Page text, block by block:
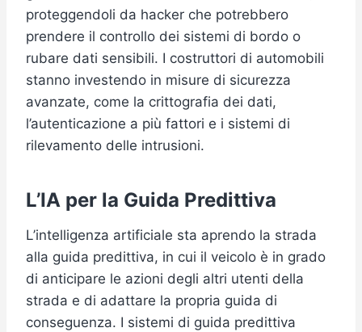
proteggendoli da hacker che potrebbero
prendere il controllo dei sistemi di bordo o
rubare dati sensibili. I costruttori di automobili
stanno investendo in misure di sicurezza
avanzate, come la crittografia dei dati,
l’autenticazione a più fattori e i sistemi di
rilevamento delle intrusioni.
L’IA per la Guida Predittiva
L’intelligenza artificiale sta aprendo la strada
alla guida predittiva, in cui il veicolo è in grado
di anticipare le azioni degli altri utenti della
strada e di adattare la propria guida di
conseguenza. I sistemi di guida predittiva